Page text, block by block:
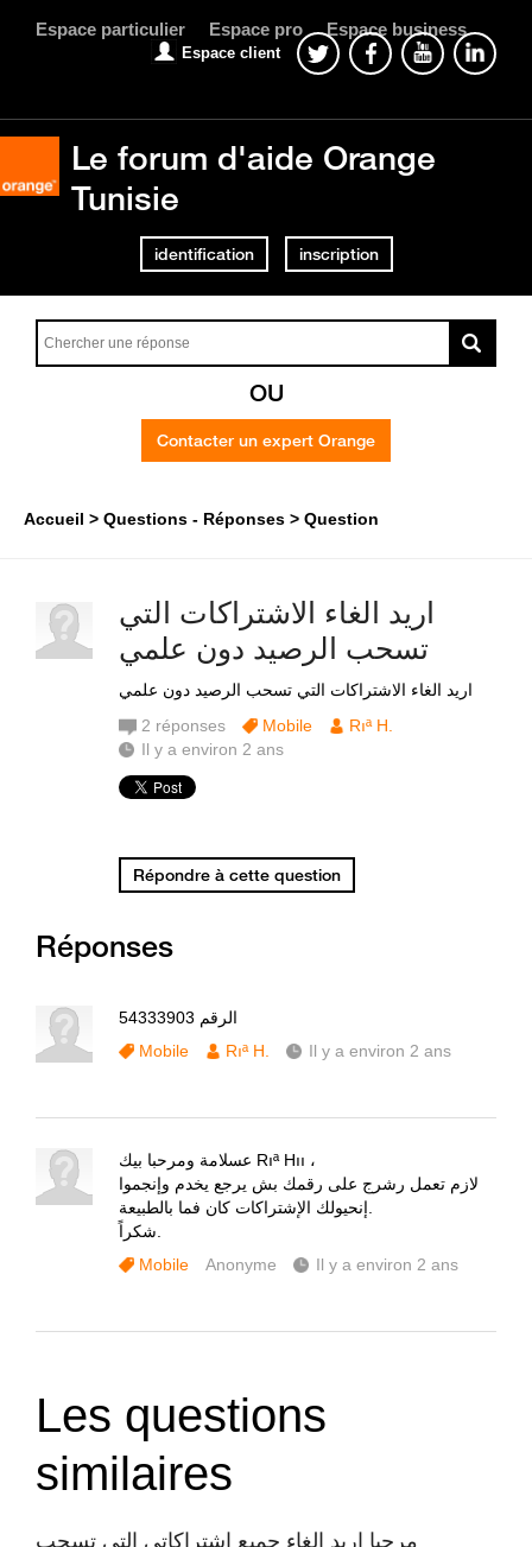
Espace particulier Espace pro Espace business
Espace client
Le forum d'aide Orange
Tunisie
identification inscription
OU
Contacter un expert Orange
Accueil Questions - Réponses Question
اريد الغاء الاشتراكات التي
تسحب الرصيد دون علمي
اريد الغاء الاشتراكات التي تسحب الرصيد دون علمي
2 réponses Mobile
Rıª H.
Il y a environ 2 ans
Répondre à cette question
Réponses
الرقم 54333903
Mobile
Rıª H. Il y a environ 2 ans
عسلامة ومرحبا بيك Rıª Hıı ،
لازم تعمل رشرج على رقمك بش يرجع يخدم وإنجموا
Mobile
Anonyme Il y a environ 2 ans
Les questions
similaires
مرحبا اريد الغاء جميع اشتراكاتي التي تسحب